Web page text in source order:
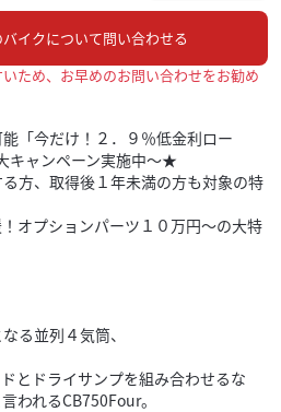
イクについて問い合わせる
ため、お早めのお問い合わせをお勧め
「今だけ！２．９％低金利ロー
キャンペーン実施中～★
方、取得後１年未満の方も対象の特
オプションパーツ１０万円～の大特
る並列４気筒、
とドライサンプを組み合わせるな
われるCB750Four。